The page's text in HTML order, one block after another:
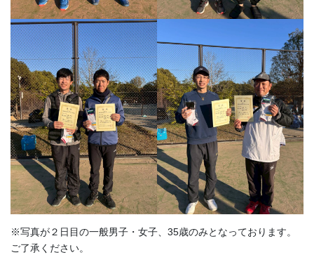
※写真が２日目の一般男子・女子、35歳のみとなっております。
ご了承ください。